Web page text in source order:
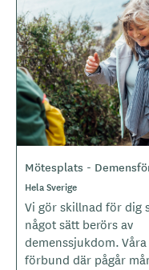
d
e
r
Mötesplats -
Hela Sverige
Vi gör skillnad för dig
något sätt berörs av
demenssjukdom.
förbund där pågår